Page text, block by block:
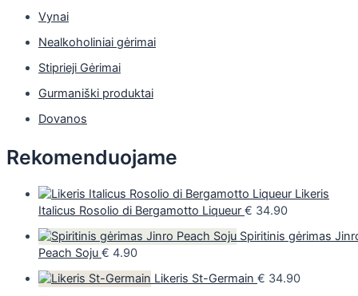
Vynai
Nealkoholiniai gėrimai
Stiprieji Gėrimai
Gurmaniški produktai
Dovanos
Rekomenduojame
Likeris
Italicus Rosolio di Bergamotto Liqueur € 34.90
Spiritinis gėrimas
Peach Soju € 4.90
Likeris St-Germain € 34.90